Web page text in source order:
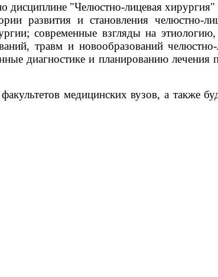
"Челюстно-лицевая хирургия"
развития и становления челюстно-
современные взгляды на
травм и новообразований
диагностике и планированию
медицинских вузов, а также